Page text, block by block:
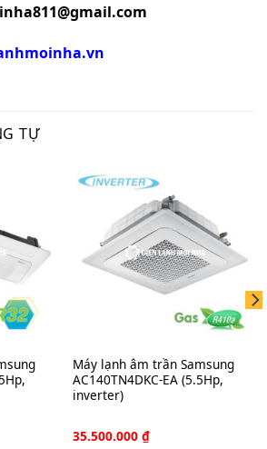
TỰ
Máy lạnh âm trần Samsung
AC140TN4DKC-EA (5.5Hp,
inverter)
35.500.000 ₫